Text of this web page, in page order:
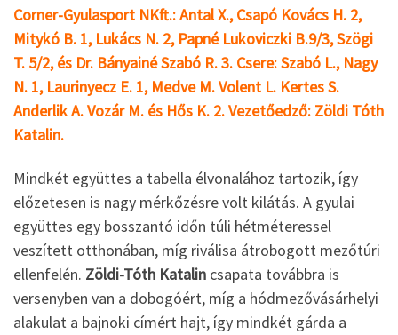
Corner-Gyulasport NKft.: Antal X., Csapó Kovács H. 2,
Mitykó B. 1, Lukács N. 2, Papné Lukoviczki B.9/3, Szögi
T. 5/2, és Dr. Bányainé Szabó R. 3. Csere: Szabó L., Nagy
N. 1, Laurinyecz E. 1, Medve M. Volent L. Kertes S.
Anderlik A. Vozár M. és Hős K. 2. Vezetőedző: Zöldi Tóth
Katalin.
Mindkét együttes a tabella élvonalához tartozik, így
előzetesen is nagy mérkőzésre volt kilátás. A gyulai
együttes egy bosszantó időn túli hétméteressel
veszített otthonában, míg riválisa átrobogott mezőtúri
ellenfelén. Zöldi-Tóth Katalin csapata továbbra is
versenyben van a dobogóért, míg a hódmezővásárhelyi
alakulat a bajnoki címért hajt, így mindkét gárda a